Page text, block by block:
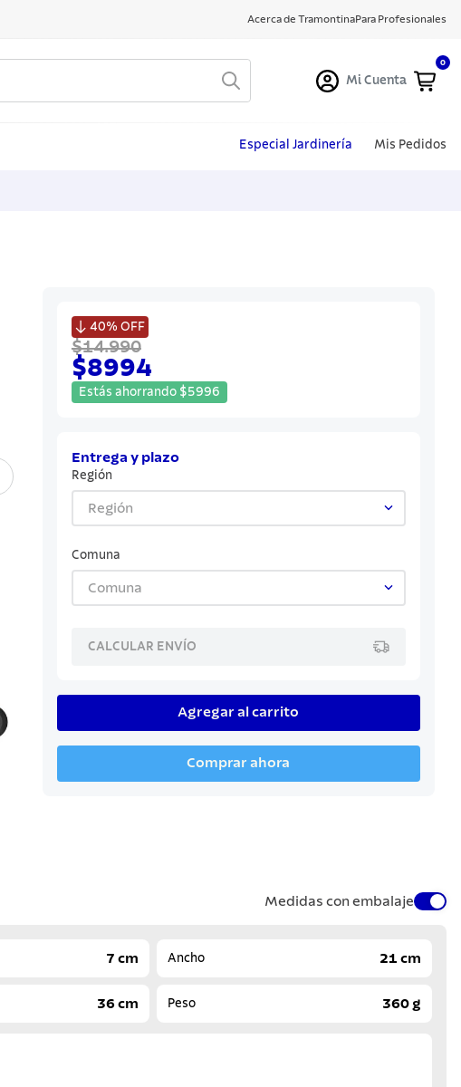
Acerca de TramontinaPara Profesionales
Mi Cuenta
0
Especial Jardinería Mis Pedidos
 40% OFF
$14.990
$8994
Estás ahorrando $5996
Entrega y plazo
Región
Región
Comuna
Comuna
CALCULAR ENVÍO
Agregar al carrito
Comprar ahora
Medidas con embalaje
7 cm Ancho 21 cm
36 cm Peso 360 g